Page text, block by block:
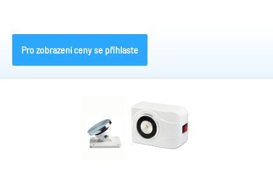
Pro zobrazení ceny se přihlaste